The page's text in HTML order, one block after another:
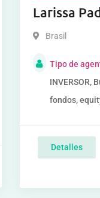
Larissa
Brasil
Tipo de
INVERSOR,
fondos,
Detalles